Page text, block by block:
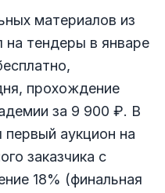
материалов из
тендеры в январе
прохождение
за 9 900 ₽. В
аукцион на
заказчика с
18% (финальная